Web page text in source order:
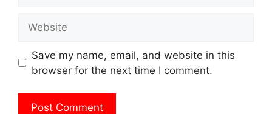
Save my name, email, and website in this
browser for the next time I comment.